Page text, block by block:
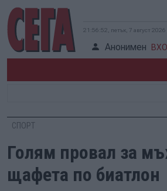
21:56:53, петък, 7 август 2026
Анонимен
СПОРТ
Голям провал за
щафета по биатлон